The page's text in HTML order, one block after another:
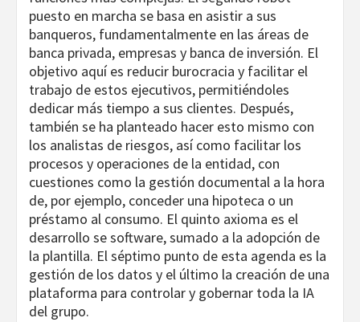
puesto en marcha se basa en asistir a sus
banqueros, fundamentalmente en las áreas de
banca privada, empresas y banca de inversión. El
objetivo aquí es reducir burocracia y facilitar el
trabajo de estos ejecutivos, permitiéndoles
dedicar más tiempo a sus clientes. Después,
también se ha planteado hacer esto mismo con
los analistas de riesgos, así como facilitar los
procesos y operaciones de la entidad, con
cuestiones como la gestión documental a la hora
de, por ejemplo, conceder una hipoteca o un
préstamo al consumo. El quinto axioma es el
desarrollo se software, sumado a la adopción de
la plantilla. El séptimo punto de esta agenda es la
gestión de los datos y el último la creación de una
plataforma para controlar y gobernar toda la IA
del grupo.